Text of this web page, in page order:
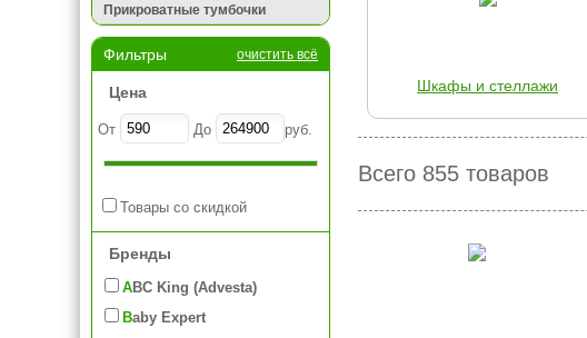
Прикроватные тумбочки
Фильтры очистить всё
Цена
От До руб.
Товары со скидкой
Бренды
ABC King (Advesta)
Baby Expert
Шкафы и стеллажи
Всего 855 товаров